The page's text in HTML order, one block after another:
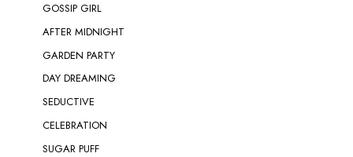
GOSSIP GIRL
AFTER MIDNIGHT
GARDEN PARTY
DAY DREAMING
SEDUCTIVE
CELEBRATION
SUGAR PUFF